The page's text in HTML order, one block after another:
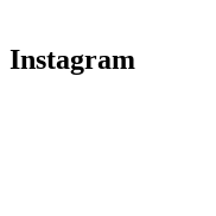
Instagram